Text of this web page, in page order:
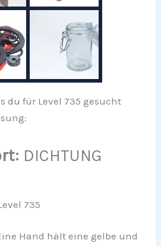
du für Level 735 gesucht
DICHTUNG
735
Hand hält eine gelbe und